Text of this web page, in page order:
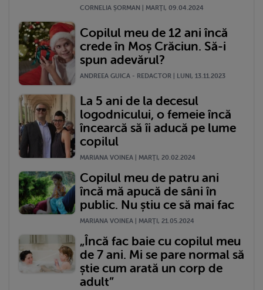
CORNELIA ȘORMAN | MARŢI, 09.04.2024
Copilul meu de 12 ani încă
crede în Moș Crăciun. Să-i
spun adevărul?
ANDREEA GUICA - REDACTOR | LUNI, 13.11.2023
La 5 ani de la decesul
logodnicului, o femeie încă
încearcă să îi aducă pe lume
copilul
MARIANA VOINEA | MARŢI, 20.02.2024
Copilul meu de patru ani
încă mă apucă de sâni în
public. Nu știu ce să mai fac
MARIANA VOINEA | MARŢI, 21.05.2024
„Încă fac baie cu copilul meu
de 7 ani. Mi se pare normal să
știe cum arată un corp de
adult”